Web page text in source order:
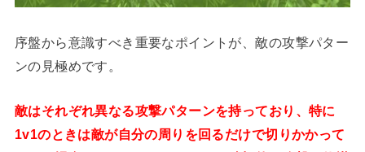
序盤から意識すべき重要なポイントが、敵の攻撃パター
ンの見極めです。
敵はそれぞれ異なる攻撃パターンを持っており、特に
1v1のときは敵が自分の周りを回るだけで切りかかって